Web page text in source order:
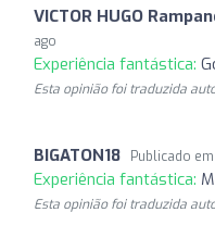
VICTOR HUGO
ago
Experiência fantástica:
Esta opinião foi traduzida
BIGATON18 Publicado em
Experiência fantástica:
Esta opinião foi traduzida